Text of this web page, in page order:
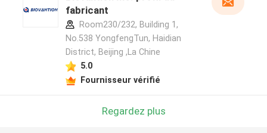
fabricant
Room230/232, Building 1,
No.538 YongfengTun, Haidian
District, Beijing ,La Chine
5.0
Fournisseur vérifié
Regardez plus